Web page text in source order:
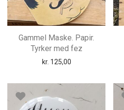
Gammel Maske. Papir.
Tyrker med fez
kr. 125,00